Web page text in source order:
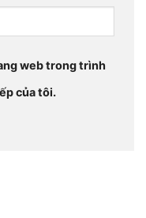
web trong trình
của tôi.